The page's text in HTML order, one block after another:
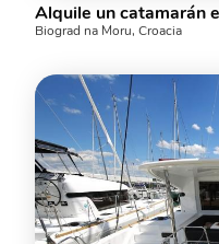
Biograd na Moru, Croacia